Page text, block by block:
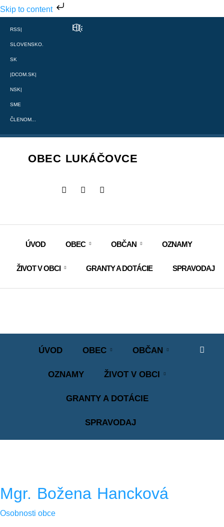
Skip to content
RSS|
SLOVENSKO.
SK
|DCOM.SK|
NSK|
SME
ČLENOM...
OBEC LUKÁČOVCE
ÚVOD OBEC OBČAN OZNAMY
ŽIVOT V OBCI GRANTY A DOTÁCIE SPRAVODAJ
ÚVOD OBEC OBČAN
OZNAMY ŽIVOT V OBCI
GRANTY A DOTÁCIE
SPRAVODAJ
Mgr. Božena Hancková
Osobnosti obce